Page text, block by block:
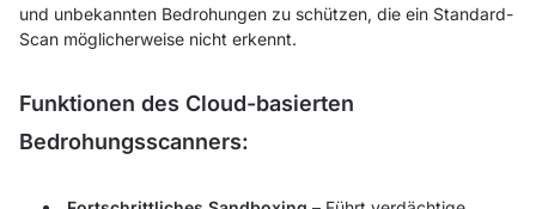
und unbekannten Bedrohungen zu schützen, die ein Standard-
Scan möglicherweise nicht erkennt.
Funktionen des Cloud-basierten
Bedrohungsscanners: